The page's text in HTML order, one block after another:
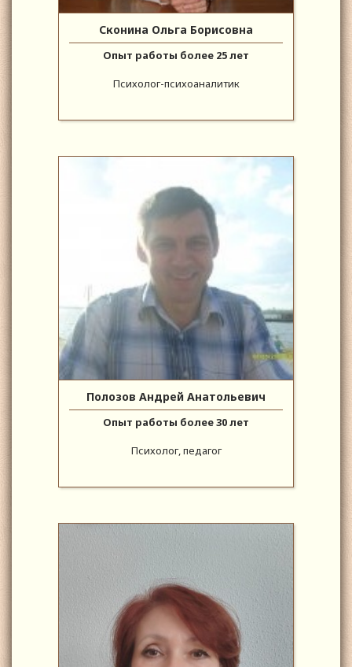
Сконина Ольга Борисовна
Опыт работы более 25 лет
Психолог-психоаналитик
Полозов Андрей Анатольевич
Опыт работы более 30 лет
Психолог, педагог